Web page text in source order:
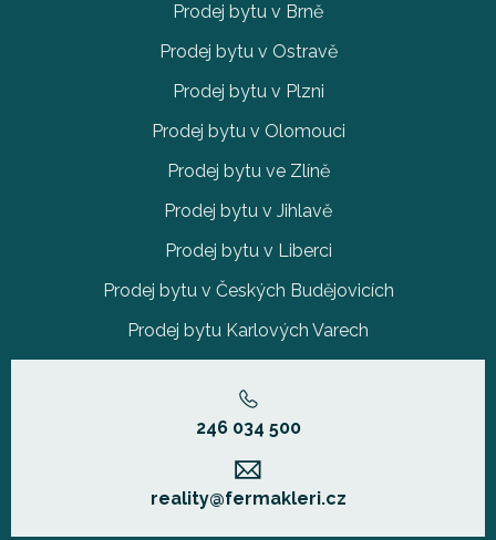
Prodej bytu v Brně
Prodej bytu v Ostravě
Prodej bytu v Plzni
Prodej bytu v Olomouci
Prodej bytu ve Zlíně
Prodej bytu v Jihlavě
Prodej bytu v Liberci
Prodej bytu v Českých Budějovicích
Prodej bytu Karlových Varech
246 034 500
reality@fermakleri.cz